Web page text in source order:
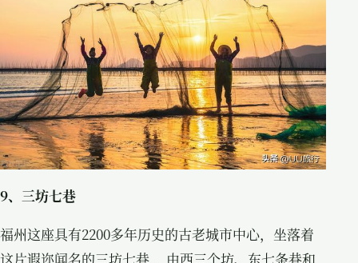
9、三坊七巷
福州这座具有2200多年历史的古老城市中心，坐落着
这片遐迩闻名的三坊七巷 ，由西三个坊、东七条巷和